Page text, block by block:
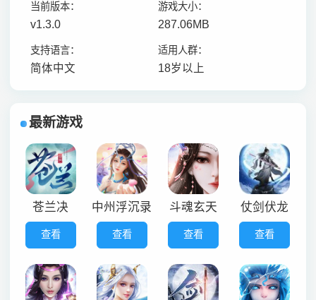
当前版本：
v1.3.0
游戏大小：
287.06MB
支持语言：
简体中文
适用人群：
18岁以上
最新游戏
苍兰决
查看
中州浮沉录
查看
斗魂玄天
查看
仗剑伏龙
查看